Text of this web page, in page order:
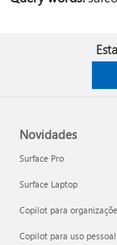
Novidades
Surface Pro
Surface Laptop
Copilot para
Copilot para uso pessoal